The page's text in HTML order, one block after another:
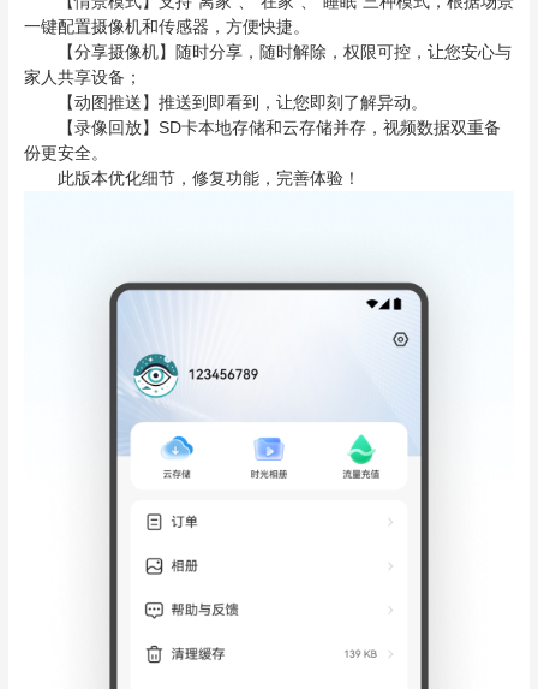
一键配置摄像机和传感器，方便快捷。
【分享摄像机】随时分享，随时解除，权限可控，让您安心与
家人共享设备；
【动图推送】推送到即看到，让您即刻了解异动。
【录像回放】SD卡本地存储和云存储并存，视频数据双重备
份更安全。
此版本优化细节，修复功能，完善体验！